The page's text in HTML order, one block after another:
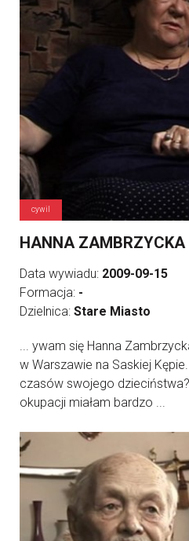
cywil
HANNA ZAMBRZYCKA
Data wywiadu: 2009-09-15
Formacja: -
Dzielnica: Stare Miasto
... ywam się Hanna
w Warszawie na Saskiej
czasów swojego
okupacji miałam bardzo ...